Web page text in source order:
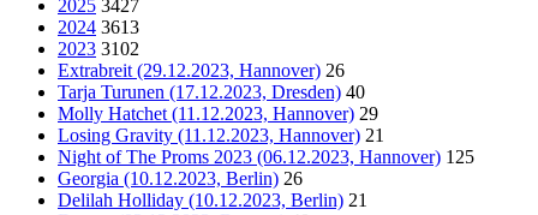
2025 3427
2024 3613
2023 3102
Extrabreit (29.12.2023, Hannover) 26
Tarja Turunen (17.12.2023, Dresden) 40
Molly Hatchet (11.12.2023, Hannover) 29
Losing Gravity (11.12.2023, Hannover) 21
Night of The Proms 2023 (06.12.2023, Hannover) 125
Georgia (10.12.2023, Berlin) 26
Delilah Holliday (10.12.2023, Berlin) 21